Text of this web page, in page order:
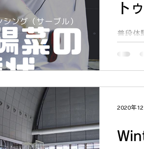
ト
ポ
普段体
たこと
員ア
式での
2020年12